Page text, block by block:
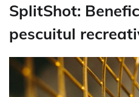
SplitShot:
pescuitul